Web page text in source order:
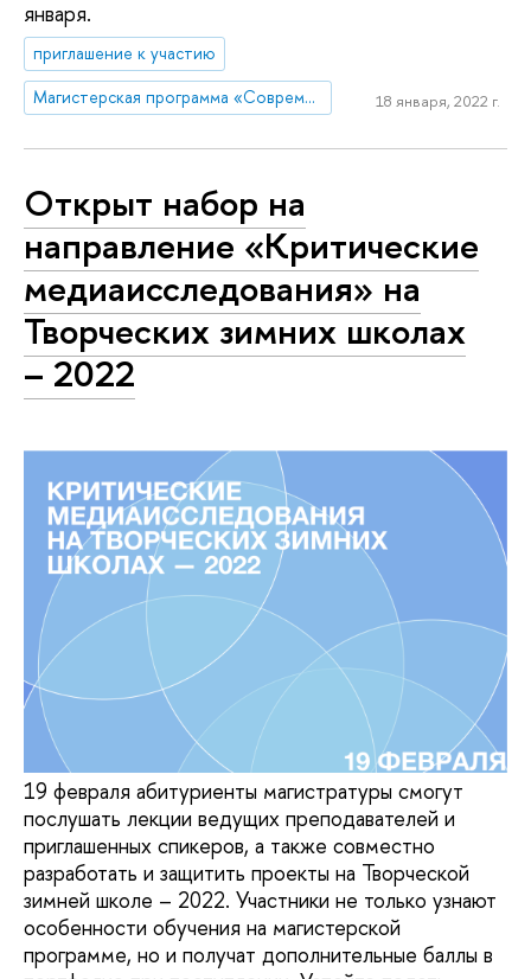
января.
приглашение к участию
Магистерская программа «Современная журналистика»
18 января, 2022 г.
Открыт набор на
направление «Критические
медиаисследования» на
Творческих зимних школах
– 2022
19 февраля абитуриенты магистратуры смогут
послушать лекции ведущих преподавателей и
приглашенных спикеров, а также совместно
разработать и защитить проекты на Творческой
зимней школе – 2022. Участники не только узнают
особенности обучения на магистерской
программе, но и получат дополнительные баллы в